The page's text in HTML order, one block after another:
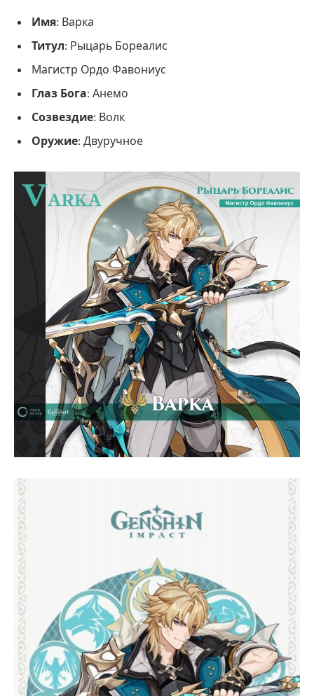
Имя: Варка
Титул: Рыцарь Бореалис
Магистр Ордо Фавониус
Глаз Бога: Анемо
Созвездие: Волк
Оружие: Двуручное